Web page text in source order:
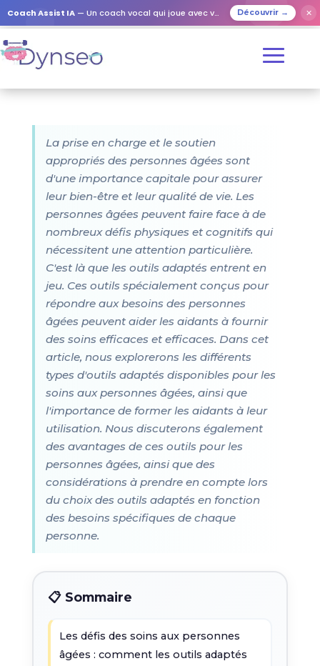
Coach Assist IA — Un coach vocal qui joue avec vos proches Découvrir → ✕
La prise en charge et le soutien
appropriés des personnes âgées sont
d'une importance capitale pour assurer
leur bien-être et leur qualité de vie. Les
personnes âgées peuvent faire face à de
nombreux défis physiques et cognitifs qui
nécessitent une attention particulière.
C'est là que les outils adaptés entrent en
jeu. Ces outils spécialement conçus pour
répondre aux besoins des personnes
âgées peuvent aider les aidants à fournir
des soins efficaces et efficaces. Dans cet
article, nous explorerons les différents
types d'outils adaptés disponibles pour les
soins aux personnes âgées, ainsi que
l'importance de former les aidants à leur
utilisation. Nous discuterons également
des avantages de ces outils pour les
personnes âgées, ainsi que des
considérations à prendre en compte lors
du choix des outils adaptés en fonction
des besoins spécifiques de chaque
personne.
📋 Sommaire
Les défis des soins aux personnes
âgées : comment les outils adaptés